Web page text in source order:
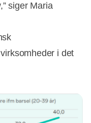
siger Maria
i det